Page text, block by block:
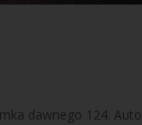
dawnego 124. Auto